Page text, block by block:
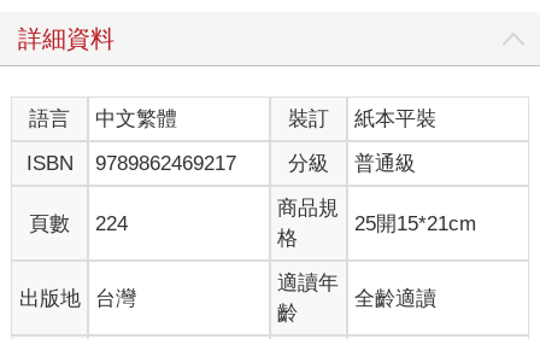
詳細資料
語言 中文繁體 裝訂
紙本平裝
ISBN
9789862469217 分級 普通級
頁數 224
商品規
格
25開15*21cm
出版地 台灣
適讀年
齡
全齡適讀